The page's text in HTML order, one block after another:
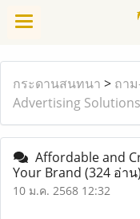
กระดานสนทนา > ถา
Advertising
Affordable and
Your Brand (324 อ่าน)
10 ม.ค. 2568 12:32